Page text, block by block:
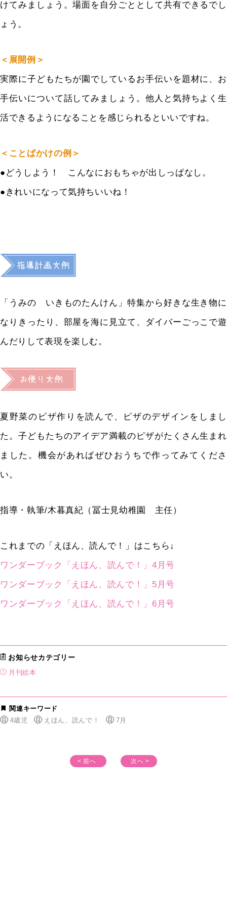
けてみましょう。場面を自分ごととして共有できるでし
ょう。
＜展開例＞
実際に子どもたちが園でしているお手伝いを題材に、お
手伝いについて話してみましょう。他人と気持ちよく生
活できるようになることを感じられるといいですね。
＜ことばかけの例＞
●どうしよう！ こんなにおもちゃが出しっぱなし。
●きれいになって気持ちいいね！
「うみの いきものたんけん」特集から好きな生き物に
なりきったり、部屋を海に見立て、ダイバーごっこで遊
んだりして表現を楽しむ。
夏野菜のピザ作りを読んで、ピザのデザインをしまし
た。子どもたちのアイデア満載のピザがたくさん生まれ
ました。機会があればぜひおうちで作ってみてくださ
い。
指導・執筆/木暮真紀（冨士見幼稚園 主任）
これまでの「えほん、読んで！」はこちら↓
ワンダーブック「えほん、読んで！」4月号
ワンダーブック「えほん、読んで！」5月号
ワンダーブック「えほん、読んで！」6月号
お知らせカテゴリー
月刊絵本
関連キーワード
4歳児
えほん、読んで！ 7月
< 前へ 次へ >